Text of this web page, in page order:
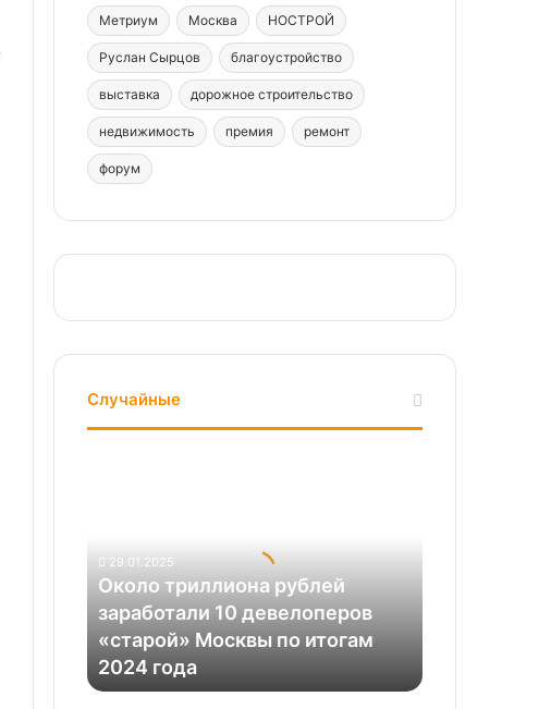
Метриум Москва НОСТРОЙ
Руслан Сырцов благоустройство
выставка дорожное строительство
недвижимость премия ремонт
форум
Случайные
девелоперов
Москвы
по
итогам
2024
29.01.2025
Около триллиона рублей
заработали 10 девелоперов
«старой» Москвы по итогам
2024 года